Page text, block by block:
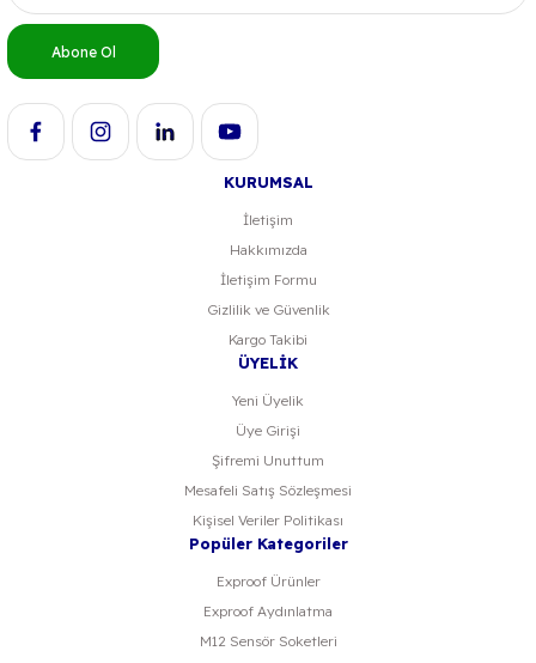
Abone Ol
KURUMSAL
İletişim
Hakkımızda
İletişim Formu
Gizlilik ve Güvenlik
Kargo Takibi
ÜYELİK
Yeni Üyelik
Üye Girişi
Şifremi Unuttum
Mesafeli Satış Sözleşmesi
Kişisel Veriler Politikası
Popüler Kategoriler
Exproof Ürünler
Exproof Aydınlatma
M12 Sensör Soketleri